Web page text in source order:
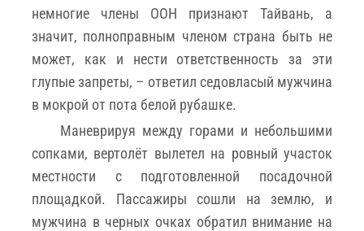
немногие члены ООН признают Тайвань, а
значит, полноправным членом страна быть не
может, как и нести ответственность за эти
глупые запреты, – ответил седовласый мужчина
в мокрой от пота белой рубашке.
Маневрируя между горами и небольшими
сопками, вертолёт вылетел на ровный участок
местности с подготовленной посадочной
площадкой. Пассажиры сошли на землю, и
мужчина в черных очках обратил внимание на